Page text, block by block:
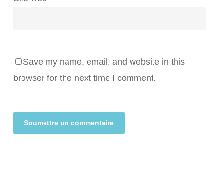
Save my name, email, and website in this
browser for the next time I comment.